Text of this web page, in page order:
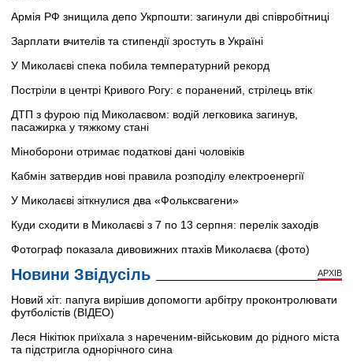
Армія РФ знищила депо Укрпошти: загинули дві співробітниці
Зарплати вчителів та стипендії зростуть в Україні
У Миколаєві спека побила температурний рекорд
Постріли в центрі Кривого Рогу: є поранений, стрілець втік
ДТП з фурою під Миколаєвом: водій легковика загинув,
пасажирка у тяжкому стані
Міноборони отримає податкові дані чоловіків
Кабмін затвердив нові правила розподілу електроенергії
У Миколаєві зіткнулися два «Фольксвагени»
Куди сходити в Миколаєві з 7 по 13 серпня: перелік заходів
Фотограф показала дивовижних птахів Миколаєва (фото)
Новини Звідусіль АРХІВ
Новий хіт: папуга вирішив допомогти арбітру проконтролювати
футболістів (ВІДЕО)
Леся Нікітюк приїхала з нареченим-військовим до рідного міста
та підстригла однорічного сина